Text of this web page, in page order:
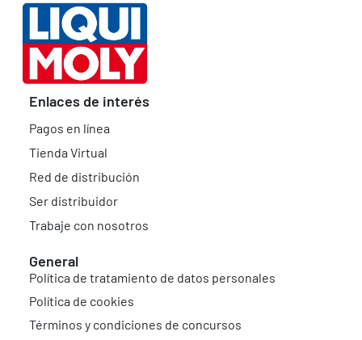
Enlaces de interés
Pagos en línea
Tienda Virtual
Red de distribución
Ser distribuidor
Trabaje con nosotros
General
Política de tratamiento de datos personales
Política de cookies
Términos y condiciones de concursos